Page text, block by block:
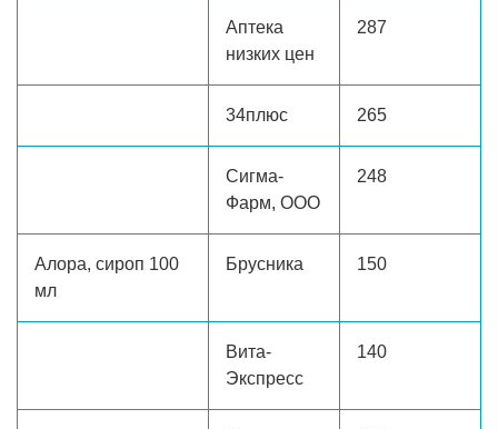
Аптека
низких цен
287
34плюс 265
Сигма-
Фарм, ООО
248
Алора, сироп 100
мл
Брусника 150
Вита-
Экспресс
140